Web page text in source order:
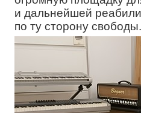
и дальнейшей
по ту сторону свободы.